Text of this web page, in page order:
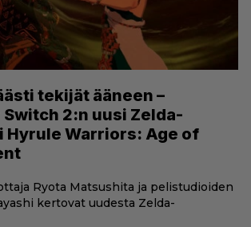
tekijät ääneen –
2:n uusi Zelda-
Warriors: Age of
Ryota Matsushita ja pelistudioiden
kertovat uudesta Zelda-